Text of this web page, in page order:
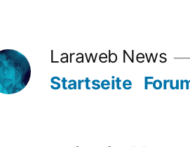
Laraweb News
Startseite